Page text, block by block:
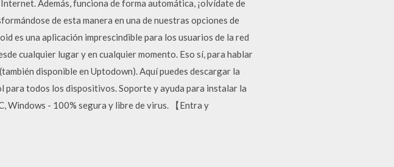
Además, funciona de forma automática, ¡olvídate de
de esta manera en una de nuestras opciones de
es una aplicación imprescindible para los usuarios de la red
cualquier lugar y en cualquier momento. Eso sí, para hablar
disponible en Uptodown). Aquí puedes descargar la
todos los dispositivos. Soporte y ayuda para instalar la
Windows - 100% segura y libre de virus. 【Entra y